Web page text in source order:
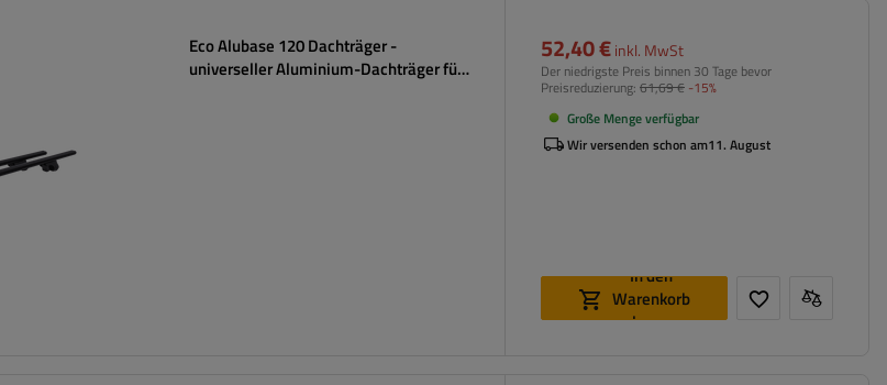
Eco Alubase 120 Dachträger -
universeller Aluminium-Dachträger für
52,40 €inkl. MwSt
Der niedrigste Preis binnen 30 Tage bevor
Preisreduzierung: 61,69 € -15%
Große Menge verfügbar
Wir versenden schon am11. August
In den
Warenkorb
legen